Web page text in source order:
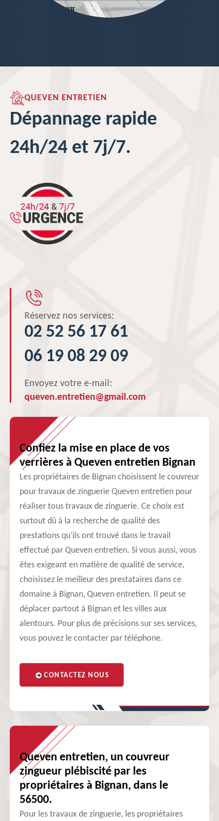
QUEVEN ENTRETIEN
Dépannage rapide
24h/24 et 7j/7.
Réservez nos services:
02 52 56 17 61
06 19 08 29 09
Envoyez votre e-mail:
queven.entretien@gmail.com
Confiez la mise en place de vos
verrières à Queven entretien Bignan
Les propriétaires de Bignan choisissent le couvreur
pour travaux de zinguerie Queven entretien pour
réaliser tous travaux de zinguerie. Ce choix est
surtout dû à la recherche de qualité des
prestations qu’ils ont trouvé dans le travail
effectué par Queven entretien. Si vous aussi, vous
êtes exigeant en matière de qualité de service,
choisissez le meilleur des prestataires dans ce
domaine à Bignan, Queven entretien. Il peut se
déplacer partout à Bignan et les villes aux
alentours. Pour plus de précisions sur ses services,
vous pouvez le contacter par téléphone.
CONTACTEZ NOUS
Queven entretien, un couvreur
zingueur plébiscité par les
propriétaires à Bignan, dans le
56500.
Pour les travaux de zinguerie, les propriétaires